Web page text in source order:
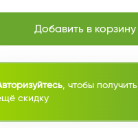
Добавить в корзину
, чтобы получить
скидку